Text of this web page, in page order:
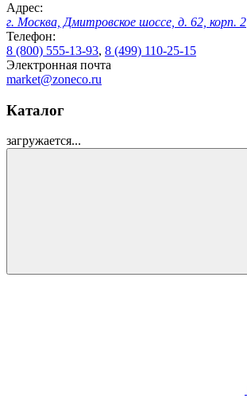
Адрес:
г. Москва, Дмитровское шоссе, д. 62, корп. 2
Телефон:
8 (800) 555-13-93, 8 (499) 110-25-15
Электронная почта
market@zoneco.ru
Каталог
загружается...